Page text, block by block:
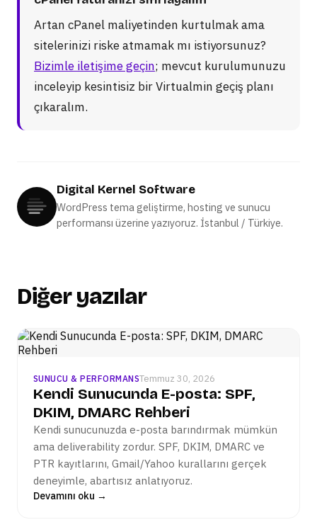
Artan cPanel maliyetinden kurtulmak ama
sitelerinizi riske atmamak mı istiyorsunuz?
Bizimle iletişime geçin; mevcut kurulumunuzu
inceleyip kesintisiz bir Virtualmin geçiş planı
çıkaralım.
Digital Kernel Software
WordPress tema geliştirme, hosting ve sunucu
performansı üzerine yazıyoruz. İstanbul / Türkiye.
Diğer yazılar
SUNUCU & PERFORMANSTemmuz 30, 2026
Kendi Sunucunda E-posta: SPF,
DKIM, DMARC Rehberi
Kendi sunucunuzda e-posta barındırmak mümkün
ama deliverability zordur. SPF, DKIM, DMARC ve
PTR kayıtlarını, Gmail/Yahoo kurallarını gerçek
deneyimle, abartısız anlatıyoruz.
Devamını oku →